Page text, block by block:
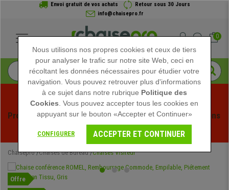
Envoi gratuit de vos achats
Retour sous 30 Jours
info@chaisepro.fr
0
Profitez des soldes d'été chez Chaisepro ! Des réductions
exclusives pour une durée limitée - Voir l'offre
Chaisepro Chaises de Bureau Chaises Visiteur
Offre
Nous utilisons nos propres cookies et ceux de tiers
pour analyser le trafic sur notre site Web, ceci en
récoltant les données nécessaires pour étudier votre
navigation. Vous pouvez retrouver plus d'informations
à ce sujet dans notre rubrique Politique des
Cookies . Vous pouvez accepter tous les cookies en
appuyant sur le bouton «Accepter et Continuer»
CONFIGURER ACCEPTER ET CONTINUER